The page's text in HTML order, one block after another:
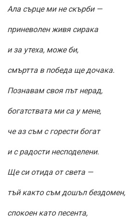
Ала сърце ми не скърби —
приневолен живя сирака
и за утеха, може би,
смъртта в победа ще дочака.
Познавам своя път нерад,
богатствата ми са у мене,
че аз съм с горести богат
и с радости несподелени.
Ще си отида от света —
тъй както съм дошъл бездомен,
спокоен като песента,